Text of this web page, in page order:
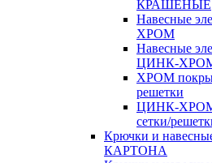
КРАШЕНЫЕ
Навесные
ХРОМ
Навесные
ЦИНК-
ХРОМ
решетки
ЦИНК-ХРОМ
сетки/
Крючки и
КАРТОНА